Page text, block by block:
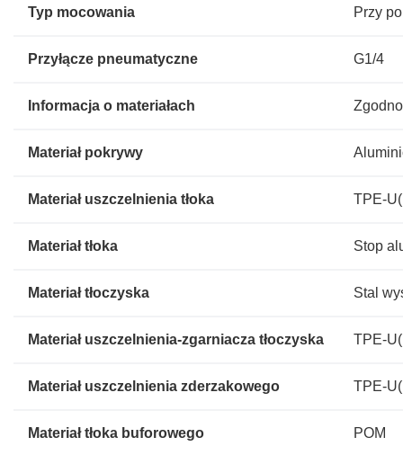
Typ mocowania Przy
Przyłącze pneumatyczne G1/4
Informacja o materiałach
Materiał pokrywy
Materiał uszczelnienia tłoka TPE-
Materiał tłoka Stop
Materiał tłoczyska Stal
Materiał uszczelnienia-zgarniacza tłoczyska TPE-
Materiał uszczelnienia zderzakowego TPE-
Materiał tłoka buforowego POM